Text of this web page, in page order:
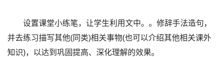
设置课堂小练笔，让学生利用文中。。修辞手法造句，
并去练习描写其他(同类)相关事物(也可以介绍其他相关课外
知识)，以达到巩固提高、深化理解的效果。